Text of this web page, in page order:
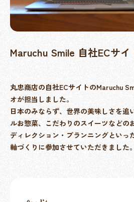
Maruchu Smile 自社ECサイ
丸忠商店の自社ECサイトのMaruchu
オが担当しました。
日本のみならず、世界の美味しさを追
ルお惣菜、こだわりのスイーツなどの
ディレクション・プランニングといっ
軸づくりに参加させていただきました。